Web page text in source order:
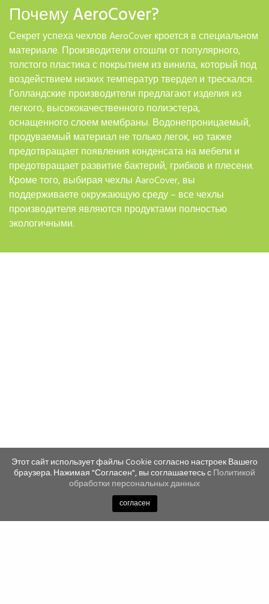
Почему AeroCover?
Секрет успеха чехлов AeroCover кроется в специальном
материале. Производители отошли от популярного,
толстого пластика с покрытием из винила, который под
воздействием низких температур твердел и трескался.
Голландские производители предлагают изделия из
легкого, высококачественного полиэстера,
оснащенного слоем мембраны. Водонепроницаемый,
продуваемый материал не только легок, но также
предотвращает появления конденсата на мебели и
предотвращает развитие бактерий, грибков и плесени.
Кроме того, выбирая чехлы AaroCover, вы
поддерживаете окружающую среду – все чехлы
производителя являются продуктами полностью
экологичными.
Этот сайт использует файлы Cookie согласно настроек Вашего
браузера. Нажимая "Согласен", вы соглашаетесь сПолитикой
обработки персональных данных
согласен